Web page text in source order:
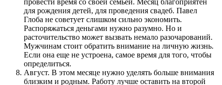
провести время со своей семьей. Месяц благоприятен
для рождения детей, для проведения свадеб. Павел
Глоба не советует слишком сильно экономить.
Распоряжаться деньгами нужно разумно. Но и
расточительство может вызвать немало разочарований.
Мужчинам стоит обратить внимание на личную жизнь.
Если она еще не устроена, самое время для того, чтобы
определиться.
Август. В этом месяце нужно уделять больше внимания
близким и родным. Работу лучше оставить на второй